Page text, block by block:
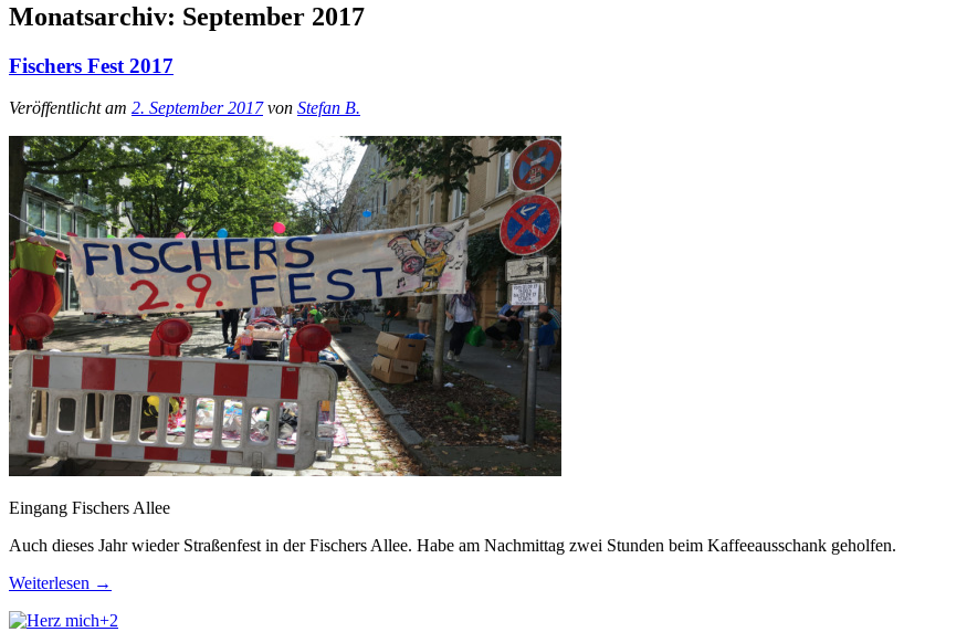
Monatsarchiv: September 2017
Fischers Fest 2017
Veröffentlicht am 2. September 2017 von Stefan B.
Eingang Fischers Allee
Auch dieses Jahr wieder Straßenfest in der Fischers Allee. Habe am Nachmittag zwei Stunden beim Kaffeeausschank geholfen.
Weiterlesen →
+2